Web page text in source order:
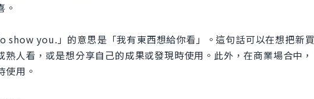
。
you.」的意思是「我有東西想給你看」。這句話可以在想把新買
人看，或是想分享自己的成果或發現時使用。此外，在商業場合中，
使用。